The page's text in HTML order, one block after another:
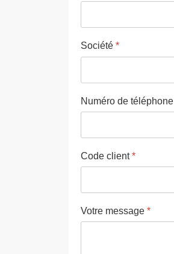
Société *
Numéro de téléphone
Code client*
Votre message *